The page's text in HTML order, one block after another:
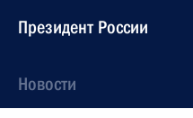
Президент России
Новости